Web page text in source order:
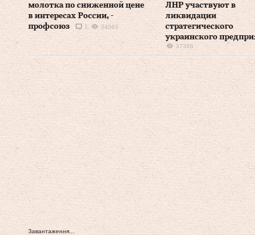
молотка по сниженной цене
в интересах России, -
профсоюз
1 34063
ЛНР участвуют в
ликвидации
стратегического
украинского
37366
Завантаження...